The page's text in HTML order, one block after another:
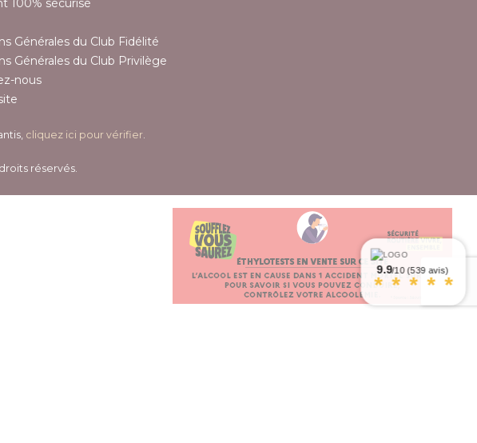
100% sécurisé
Générales du Club Fidélité
Générales du Club Privilège
nous
cliquez ici pour vérifier.
réservés.
9.9/10 (539 avis)
* * * * *